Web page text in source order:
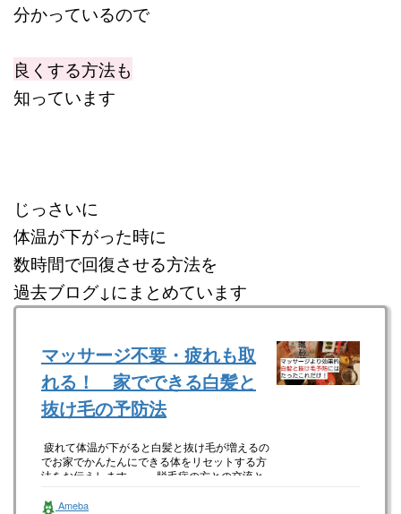
分かっているので
良くする方法も
知っています
じっさいに
体温が下がった時に
数時間で回復させる方法を
過去ブログ↓にまとめています
マッサージ不要・疲れも取
れる！ 家でできる白髪と
抜け毛の予防法
疲れて体温が下がると白髪と抜け毛が増えるの
でお家でかんたんにできる体をリセットする方
法をお伝えします 脱毛症の方との交流と
Ameba